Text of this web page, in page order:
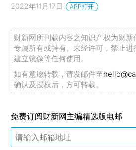
2022年11月17日 APP打开
财新网所刊载内容之知识产权为财新
专属所有或持有。未经许可，禁止进
建立镜像等任何使用。
如有意愿转载，请发邮件至
确认及授权后，方可转载。
免费订阅财新网主编精选版电邮